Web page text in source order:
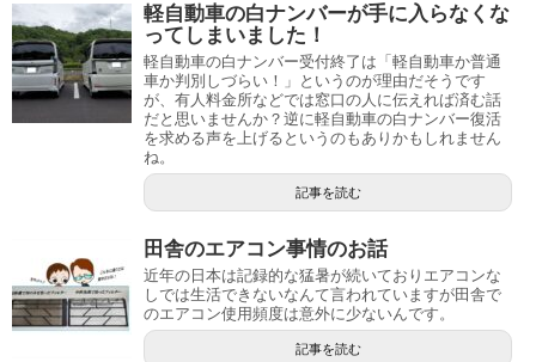
軽自動車の白ナンバーが手に入らなくな
ってしまいました！
軽自動車の白ナンバー受付終了は「軽自動車か普通
車か判別しづらい！」というのが理由だそうです
が、有人料金所などでは窓口の人に伝えれば済む話
だと思いませんか？逆に軽自動車の白ナンバー復活
を求める声を上げるというのもありかもしれません
ね。
記事を読む
田舎のエアコン事情のお話
近年の日本は記録的な猛暑が続いておりエアコンな
しでは生活できないなんて言われていますが田舎で
のエアコン使用頻度は意外に少ないんです。
記事を読む